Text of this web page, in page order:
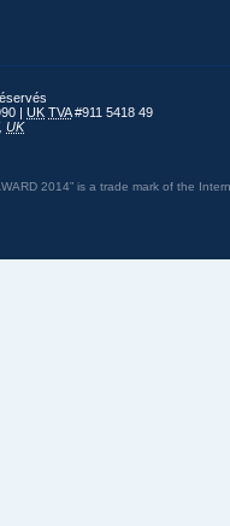
| UK TVA#911 5418 49
, UK
2014” is a trade mark of the